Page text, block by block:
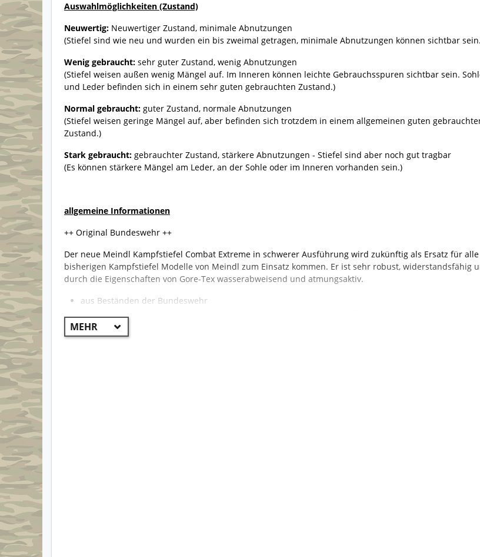
Auswahlmöglichkeiten (Zustand)
Neuwertig: Neuwertiger Zustand, minimale Abnutzungen
(Stiefel sind wie neu und wurden ein bis zweimal getragen, minimale Abnutzungen können sichtbar
Wenig gebraucht: sehr guter Zustand, wenig Abnutzungen
(Stiefel weisen außen wenig Mängel auf. Im Inneren können leichte Gebrauchsspuren sichtbar sein.
und Leder befinden sich in einem sehr guten gebrauchten Zustand.)
Normal gebraucht: guter Zustand, normale Abnutzungen
(Stiefel weisen geringe Mängel auf, aber befinden sich trotzdem in einem allgemeinen guten
Zustand.)
Stark gebraucht: gebrauchter Zustand, stärkere Abnutzungen - Stiefel sind aber noch gut tragbar
(Es können stärkere Mängel am Leder, an der Sohle oder im Inneren vorhanden sein.)
allgemeine Informationen
++ Original Bundeswehr ++
Der neue Meindl Kampfstiefel Combat Extreme in schwerer Ausführung wird zukünftig als Ersatz für alle
bisherigen Kampfstiefel Modelle von Meindl zum Einsatz kommen. Er ist sehr robust, widerstandsfähig
durch die Eigenschaften von Gore-Tex wasserabweisend und atmungsaktiv.
aus Beständen der Bundeswehr
Duracom XL sportiv Futter mit Gore-Tex Membrane (Gore-Tex Performance Comfort Footwear)
höchste Isolationswirkung hält Ihren Fuß stets angenehm warm